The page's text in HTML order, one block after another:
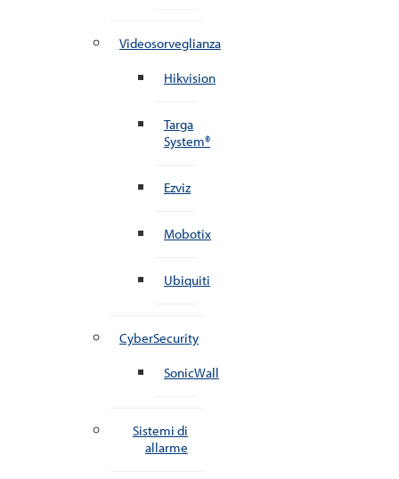
Videosorveglianza
Hikvision
Targa
System®
Ezviz
Mobotix
Ubiquiti
CyberSecurity
SonicWall
Sistemi di
allarme